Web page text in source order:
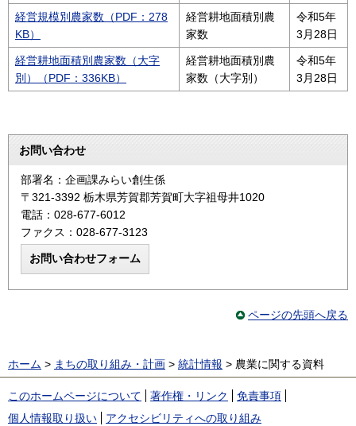
経営規模別農家数（PDF：278
KB）
経営耕地面積別農
家数
令和5年
3月28日
経営耕地面積別農家数（大字
別）（PDF：336KB）
経営耕地面積別農
家数（大字別）
令和5年
3月28日
お問い合わせ
部署名：企画課みらい創生係
〒321-3392 栃木県芳賀郡芳賀町大字祖母井1020
電話：028-677-6012
ファクス：028-677-3123
ページの先頭へ戻る
ホーム > まちの取り組み・計画 > 統計情報 > 農業に関する資料
このホームページについて 著作権・リンク
免責事項
個人情報取り扱い
アクセシビリティへの取り組み